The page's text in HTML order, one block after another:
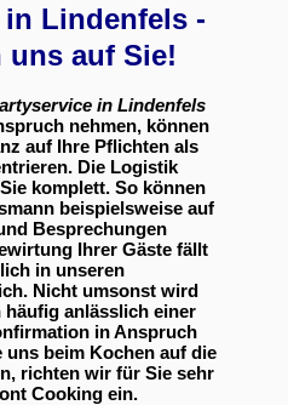
in Lindenfels -
uns auf Sie!
in Lindenfels
nehmen, können
auf Ihre Pflichten als
Die Logistik
komplett. So können
beispielsweise auf
Besprechungen
Ihrer Gäste fällt
in unseren
Nicht umsonst wird
häufig anlässlich einer
in Anspruch
uns beim Kochen auf die
richten wir für Sie sehr
Cooking ein.